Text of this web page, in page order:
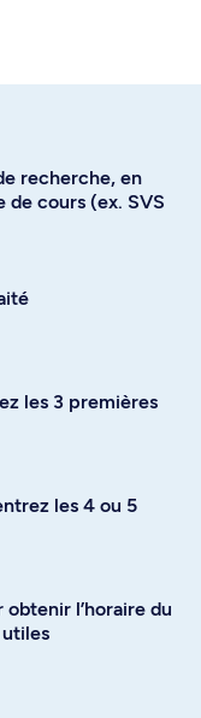
recherche, en
de cours (ex. SVS
les 3 premières
les 4 ou 5
l’horaire du